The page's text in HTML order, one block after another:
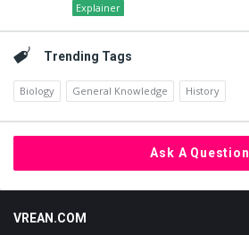
Explainer
Trending Tags
Biology General Knowledge History
Ask A Question
Footer
VREAN.COM